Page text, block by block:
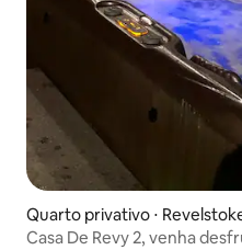
Quarto privativo ⋅
Casa De Revy 2, venha